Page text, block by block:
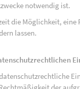
notwendig ist.
die Möglichkeit,
lassen.